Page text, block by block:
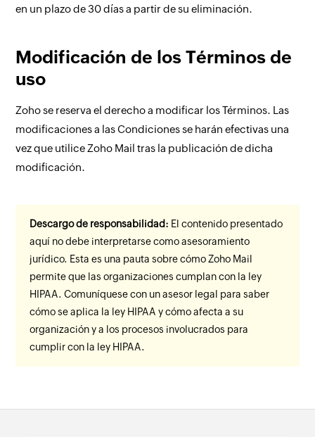
en un plazo de 30 días a partir de su eliminación.
Modificación de los Términos de
uso
Zoho se reserva el derecho a modificar los Términos. Las
modificaciones a las Condiciones se harán efectivas una
vez que utilice Zoho Mail tras la publicación de dicha
modificación.
Descargo de responsabilidad: El contenido presentado
aquí no debe interpretarse como asesoramiento
jurídico. Esta es una pauta sobre cómo Zoho Mail
permite que las organizaciones cumplan con la ley
HIPAA. Comuníquese con un asesor legal para saber
cómo se aplica la ley HIPAA y cómo afecta a su
organización y a los procesos involucrados para
cumplir con la ley HIPAA.